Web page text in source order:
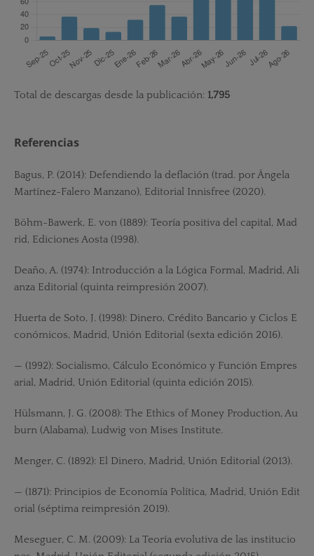
Total de descargas desde la publicación: 1,795
Referencias
Bagus, P. (2014): Defendiendo la deflación (trad. por Ángela
Martínez-Falero Manzano), Editorial Innisfree (2020).
Böhm-Bawerk, E. von (1889): Teoría positiva del capital, Mad
rid, Ediciones Aosta (1998).
Deaño, A. (1974): Introducción a la Lógica Formal, Madrid, Ali
anza Editorial (quinta reimpresión 2007).
Huerta de Soto, J. (1998): Dinero, Crédito Bancario y Ciclos E
conómicos, Madrid, Unión Editorial (sexta edición 2016).
— (1992): Socialismo, Cálculo Económico y Función Empres
arial, Madrid, Unión Editorial (quinta edición 2015).
Hülsmann, J. G. (2008): The Ethics of Money Production, Au
burn (Alabama), Ludwig von Mises Institute.
Menger, C. (1892): El Dinero, Madrid, Unión Editorial (2013).
— (1871): Principios de Economía Política, Madrid, Unión Edit
orial (séptima reimpresión 2019).
Meseguer, C. M. (2009): La Teoría evolutiva de las institucio